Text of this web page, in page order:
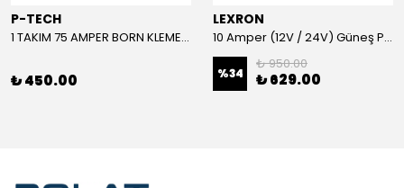
P-TECH
1 TAKIM 75 AMPER BORN KLEMENS (KIRMIZI-SİYAH)
₺ 450.00
LEXRON
10 Amper (12V / 24V) Güneş Paneli Şarj Kontrol Cihazı
%34
₺ 950.00
₺ 629.00